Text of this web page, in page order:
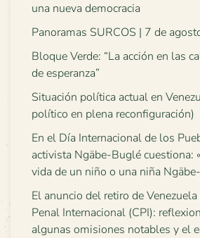
una nueva democracia
Panoramas SURCOS | 7 de
Bloque Verde: “La acción en las
de esperanza”
Situación política actual en
político en plena reconfiguración)
En el Día Internacional de los
activista Ngäbe-Buglé cuestiona:
vida de un niño o una niña
El anuncio del retiro de
Penal Internacional (CPI):
algunas omisiones notables y el